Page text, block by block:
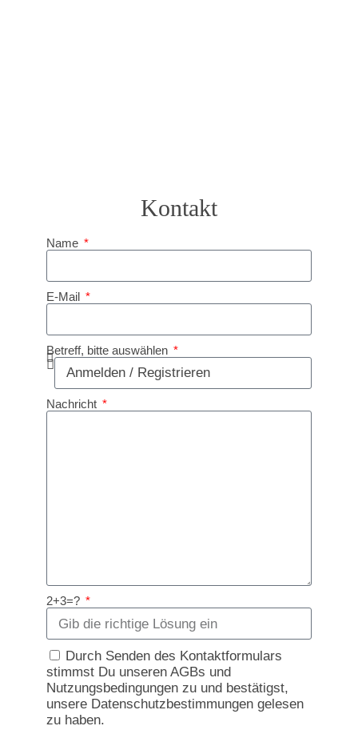
Kontakt
Name
E-Mail
Betreff, bitte auswählen
Nachricht
2+3=?
Durch Senden des Kontaktformulars
stimmst Du unseren AGBs und
Nutzungsbedingungen zu und bestätigst,
unsere Datenschutzbestimmungen gelesen
zu haben.